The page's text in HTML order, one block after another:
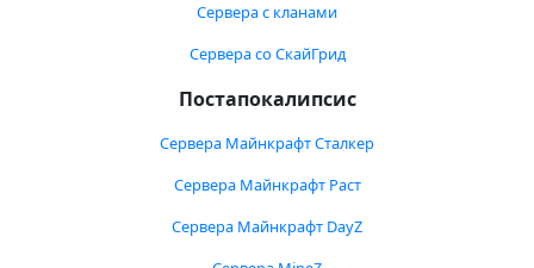
Сервера с кланами
Сервера со СкайГрид
Постапокалипсис
Сервера Майнкрафт Сталкер
Сервера Майнкрафт Раст
Сервера Майнкрафт DayZ